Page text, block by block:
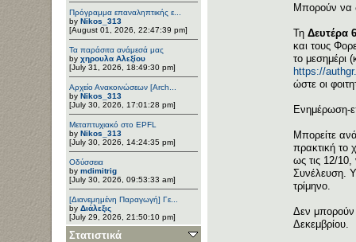
Πρόγραμμα επαναληπτικής ε...
by Nikos_313
[August 01, 2026, 22:47:39 pm]
Τα παράσιτα ανάμεσά μας
by χηρουλα Αλεξίου
[July 31, 2026, 18:49:30 pm]
Αρχείο Ανακοινώσεων [Arch...
by Nikos_313
[July 30, 2026, 17:01:28 pm]
Μεταπτυχιακό στο EPFL
by Nikos_313
[July 30, 2026, 14:24:35 pm]
Οδύσσεια
by mdimitrig
[July 30, 2026, 09:53:33 am]
[Διανεμημένη Παραγωγή] Γε...
by Διάλεξις
[July 29, 2026, 21:50:10 pm]
Στατιστικά
Μπορούν να
Τη Δευτέρα
και τους
το μεσημέρι
https://
ώστε οι
Ενημέρωση-
Μπορείτε
πρακτική
ως τις 12/10,
Συνέλευση.
τρίμηνο.
Δεν μπορούν
Δεκεμβρίου.